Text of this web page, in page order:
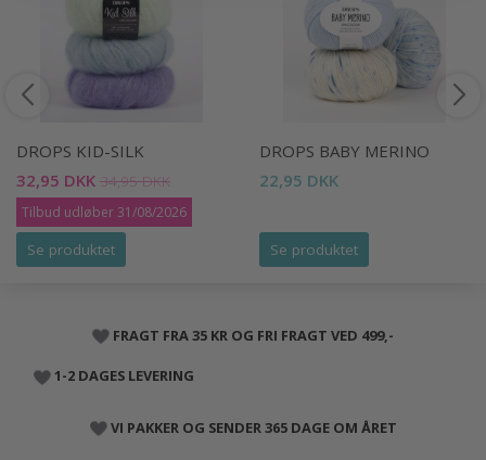
DROPS KID-SILK
32,95 DKK 34,95 DKK
Tilbud udløber 31/08/2026
Se produktet
DROPS BABY MERINO
22,95 DKK
Se produktet
FRAGT FRA 35 KR OG FRI FRAGT VED 499,-
1-2 DAGES LEVERING
VI PAKKER OG SENDER 365 DAGE OM ÅRET